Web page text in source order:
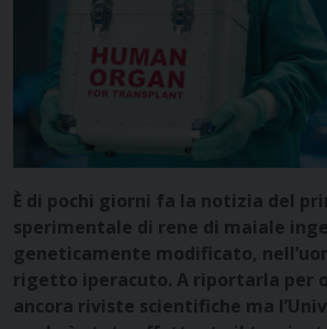
È di pochi giorni fa la notizia del
sperimentale di rene di maiale
geneticamente modificato,
rigetto iperacuto. A riportarla per
ancora riviste scientifiche ma